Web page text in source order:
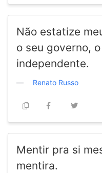
Não estatize
o seu governo,
independente.
Renato Russo
Mentir pra si
mentira.